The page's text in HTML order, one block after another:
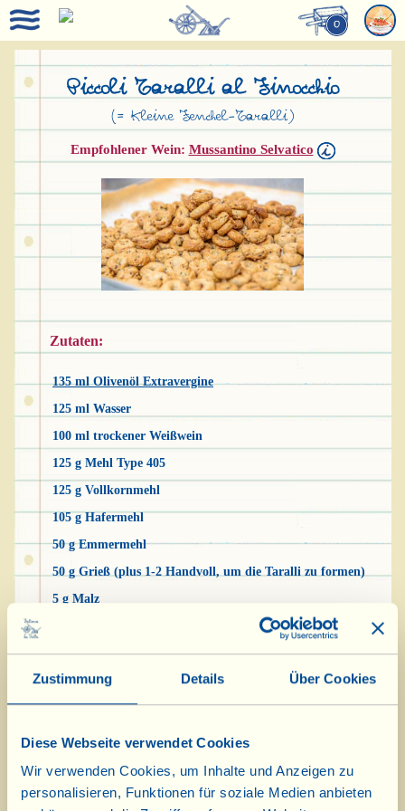
Zustimmung Details Über Cookies
Diese Webseite verwendet Cookies
Wir verwenden Cookies, um Inhalte und Anzeigen zu
personalisieren, Funktionen für soziale Medien anbieten
0
Piccoli Taralli al Finocchio
(= Kleine Fenchel-Taralli)
Empfohlener Wein: Mussantino Selvatico
Zutaten:
135 ml Olivenöl Extravergine
125 ml Wasser
100 ml trockener Weißwein
125 g Mehl Type 405
125 g Vollkornmehl
105 g Hafermehl
50 g Emmermehl
50 g Grieß (plus 1-2 Handvoll, um die Taralli zu formen)
5 g Malz
60 g Hirse
60 g Sonnenblumenkerne
50 g Sesam
12 g Fenchelsamen
1 Prise Chilipulver